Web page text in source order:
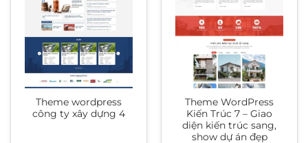
Theme wordpress
công ty xây dựng 4
Theme WordPress
Kiến Trúc 7 – Giao
diện kiến trúc sang,
show dự án đẹp